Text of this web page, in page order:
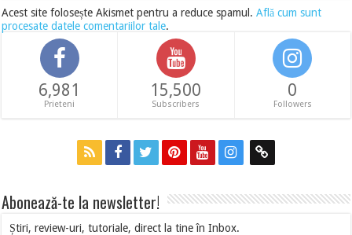
Acest site folosește Akismet pentru a reduce spamul.Află cum sunt
procesate datele comentariilor tale.
6,981
Prieteni
15,500
Subscribers
0
Followers
Abonează-te la newsletter!
Știri, review-uri, tutoriale, direct la tine în Inbox.